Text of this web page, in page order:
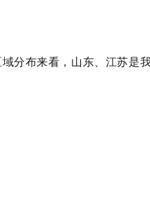
分布来看，山东、江苏是